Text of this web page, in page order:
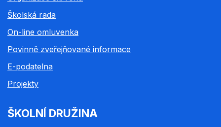
Školská rada
On-line omluvenka
Povinně zveřejňované informace
E-podatelna
Projekty
ŠKOLNÍ DRUŽINA